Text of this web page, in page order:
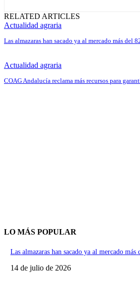
RELATED ARTICLES
Actualidad agraria
Las almazaras han sacado ya al mercado más del
Actualidad agraria
COAG Andalucía reclama más recursos para
LO MÁS POPULAR
Las almazaras han sacado ya al mercado
14 de julio de 2026